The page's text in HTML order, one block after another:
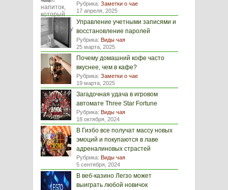
Рубрика: Заметки о чае
17 апреля, 2025
Управление учетными записями и
восстановление паролей
Рубрика: Виды чая
25 марта, 2025
Почему домашний кофе часто
вкуснее, чем в кафе?
Рубрика: Заметки о чае
19 марта, 2025
Загадочная удача в игровом
автомате Three Star Fortune
Рубрика: Виды чая
18 октября, 2024
В Гизбо все получат массу новых
эмоций и покупаются в лаве
адреналиновых страстей
Рубрика: Виды чая
5 сентября, 2024
В веб-казино Легзо может
выиграть любой новичок